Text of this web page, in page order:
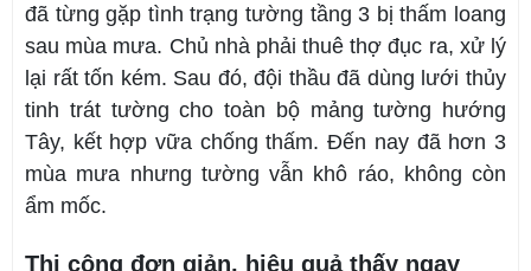
đã từng gặp tình trạng tường tầng 3 bị thấm loang
sau mùa mưa. Chủ nhà phải thuê thợ đục ra, xử lý
lại rất tốn kém. Sau đó, đội thầu đã dùng lưới thủy
tinh trát tường cho toàn bộ mảng tường hướng
Tây, kết hợp vữa chống thấm. Đến nay đã hơn 3
mùa mưa nhưng tường vẫn khô ráo, không còn
ẩm mốc.
Thi công đơn giản, hiệu quả thấy ngay